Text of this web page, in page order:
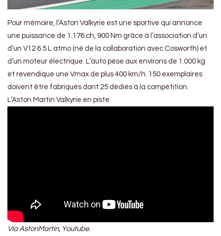
Pour mémoire, l’Aston Valkyrie est une sportive qui annonce
une puissance de 1.176 ch, 900 Nm grâce à l’association d’un
d’un V12 6.5 L atmo (né de la collaboration avec Cosworth) et
d’un moteur électrique. L’auto pèse aux environs de 1.000 kg
et revendique une Vmax de plus 400 km/h. 150 exemplaires
doivent être fabriqués dont 25 dédiés à la compétition.
L’Aston Martin Valkyrie en piste
Via AstonMartin, Youtube.